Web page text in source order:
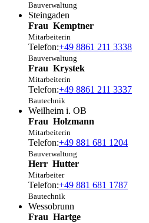
Bauverwaltung
Steingaden
Frau Kemptner
Mitarbeiterin
Telefon:+49 8861 211 3338
Bauverwaltung
Frau Krystek
Mitarbeiterin
Telefon:+49 8861 211 3337
Bautechnik
Weilheim i. OB
Frau Holzmann
Mitarbeiterin
Telefon:+49 881 681 1204
Bauverwaltung
Herr Hutter
Mitarbeiter
Telefon:+49 881 681 1787
Bautechnik
Wessobrunn
Frau Hartge